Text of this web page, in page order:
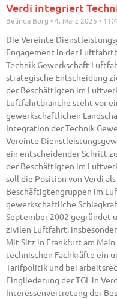
Verdi integriert
Belinda Borg 4. März 2025
Die Vereinte
Engagement in der
Technik Gewerkschaft
strategische Entscheidung
der Beschäftigten im
Luftfahrtbranche steht vor
gewerkschaftlichen
Integration der Technik
Vereinte
ein entscheidender Schritt
der Beschäftigten im
soll die Position von Verdi
Beschäftigtengruppen im
gewerkschaftliche
September 2002 gegründet
zivilen Luftfahrt,
Mit Sitz in Frankfurt am
technischen Fachkräfte ein
Tarifpolitik und bei
Eingliederung der TGL in
Interessenvertretung der